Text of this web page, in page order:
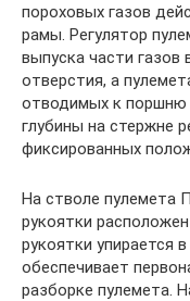
пороховых газов
рамы. Регулятор
выпуска части
отверстия, а
отводимых к поршню
глубины на стержне
фиксированных
На стволе пулемета
рукоятки
рукоятки упирается
обеспечивает
разборке пулемета.